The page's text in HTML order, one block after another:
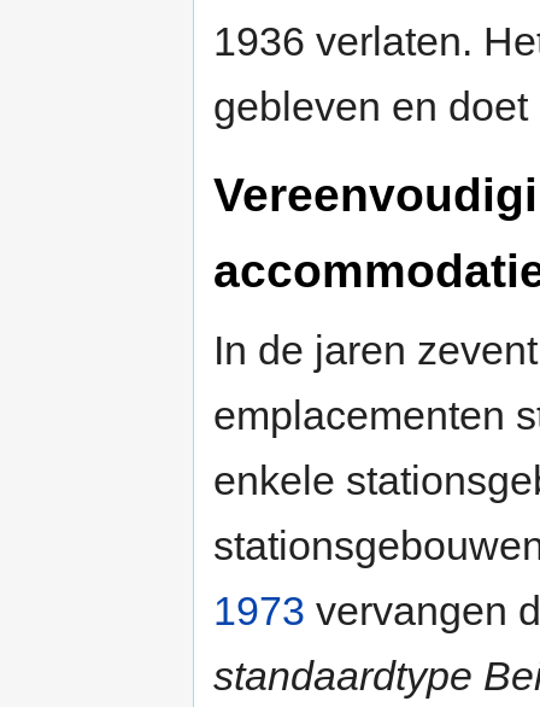
1936 verlaten.
gebleven en
In de jaren
emplacementen
enkele
1973 vervangen
standaardtype